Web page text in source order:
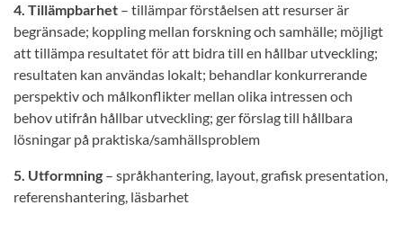
4. Tillämpbarhet – tillämpar förståelsen att resurser är
begränsade; koppling mellan forskning och samhälle; möjligt
att tillämpa resultatet för att bidra till en hållbar utveckling;
resultaten kan användas lokalt; behandlar konkurrerande
perspektiv och målkonflikter mellan olika intressen och
behov utifrån hållbar utveckling; ger förslag till hållbara
lösningar på praktiska/samhällsproblem
5. Utformning – språkhantering, layout, grafisk presentation,
referenshantering, läsbarhet